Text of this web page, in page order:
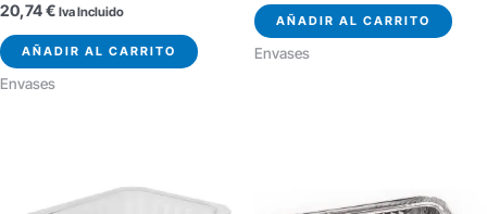
20,74€ Iva Incluido
AÑADIR AL CARRITO
Envases
AÑADIR AL CARRITO
Envases